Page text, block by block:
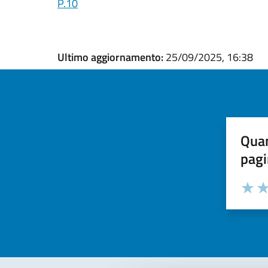
P.10
Ultimo aggiornamento:25/09/2025, 16:38
Valuta